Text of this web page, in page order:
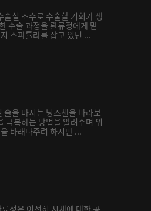
실 조수로 수술할 기회가 생
수술 과정을 롼류정에게 맡
스파튤라를 잡고 있던 ...
을 마시는 닝즈첸을 바라보
극복하는 방법을 알려주며 위
바래다주려 하지만 ...
정은 여전히 시체에 대한 공